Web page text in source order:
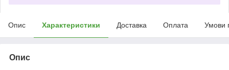
Опис Характеристики Доставка Оплата Умови
Опис